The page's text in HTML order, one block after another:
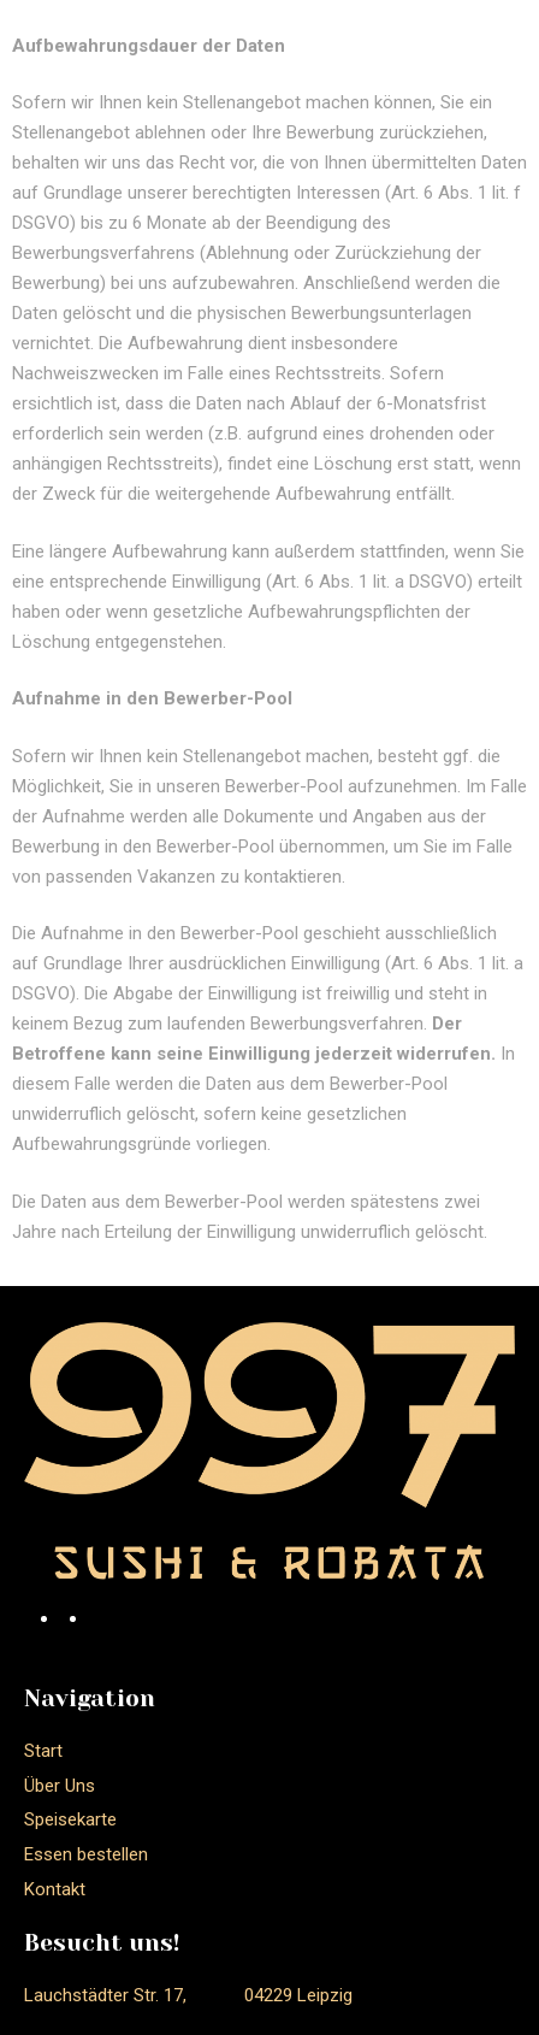
Aufbewahrungsdauer der Daten
Sofern wir Ihnen kein Stellenangebot machen können, Sie ein
Stellenangebot ablehnen oder Ihre Bewerbung zurückziehen,
behalten wir uns das Recht vor, die von Ihnen übermittelten Daten
auf Grundlage unserer berechtigten Interessen (Art. 6 Abs. 1 lit. f
DSGVO) bis zu 6 Monate ab der Beendigung des
Bewerbungsverfahrens (Ablehnung oder Zurückziehung der
Bewerbung) bei uns aufzubewahren. Anschließend werden die
Daten gelöscht und die physischen Bewerbungsunterlagen
vernichtet. Die Aufbewahrung dient insbesondere
Nachweiszwecken im Falle eines Rechtsstreits. Sofern
ersichtlich ist, dass die Daten nach Ablauf der 6-Monatsfrist
erforderlich sein werden (z.B. aufgrund eines drohenden oder
anhängigen Rechtsstreits), findet eine Löschung erst statt, wenn
der Zweck für die weitergehende Aufbewahrung entfällt.
Eine längere Aufbewahrung kann außerdem stattfinden, wenn Sie
eine entsprechende Einwilligung (Art. 6 Abs. 1 lit. a DSGVO) erteilt
haben oder wenn gesetzliche Aufbewahrungspflichten der
Löschung entgegenstehen.
Aufnahme in den Bewerber-Pool
Sofern wir Ihnen kein Stellenangebot machen, besteht ggf. die
Möglichkeit, Sie in unseren Bewerber-Pool aufzunehmen. Im Falle
der Aufnahme werden alle Dokumente und Angaben aus der
Bewerbung in den Bewerber-Pool übernommen, um Sie im Falle
von passenden Vakanzen zu kontaktieren.
Die Aufnahme in den Bewerber-Pool geschieht ausschließlich
auf Grundlage Ihrer ausdrücklichen Einwilligung (Art. 6 Abs. 1 lit. a
DSGVO). Die Abgabe der Einwilligung ist freiwillig und steht in
keinem Bezug zum laufenden Bewerbungsverfahren. Der
Betroffene kann seine Einwilligung jederzeit widerrufen. In
diesem Falle werden die Daten aus dem Bewerber-Pool
unwiderruflich gelöscht, sofern keine gesetzlichen
Aufbewahrungsgründe vorliegen.
Die Daten aus dem Bewerber-Pool werden spätestens zwei
Jahre nach Erteilung der Einwilligung unwiderruflich gelöscht.
Navigation
Start
Über Uns
Speisekarte
Essen bestellen
Kontakt
Besucht uns!
Lauchstädter Str. 17, 04229 Leipzig